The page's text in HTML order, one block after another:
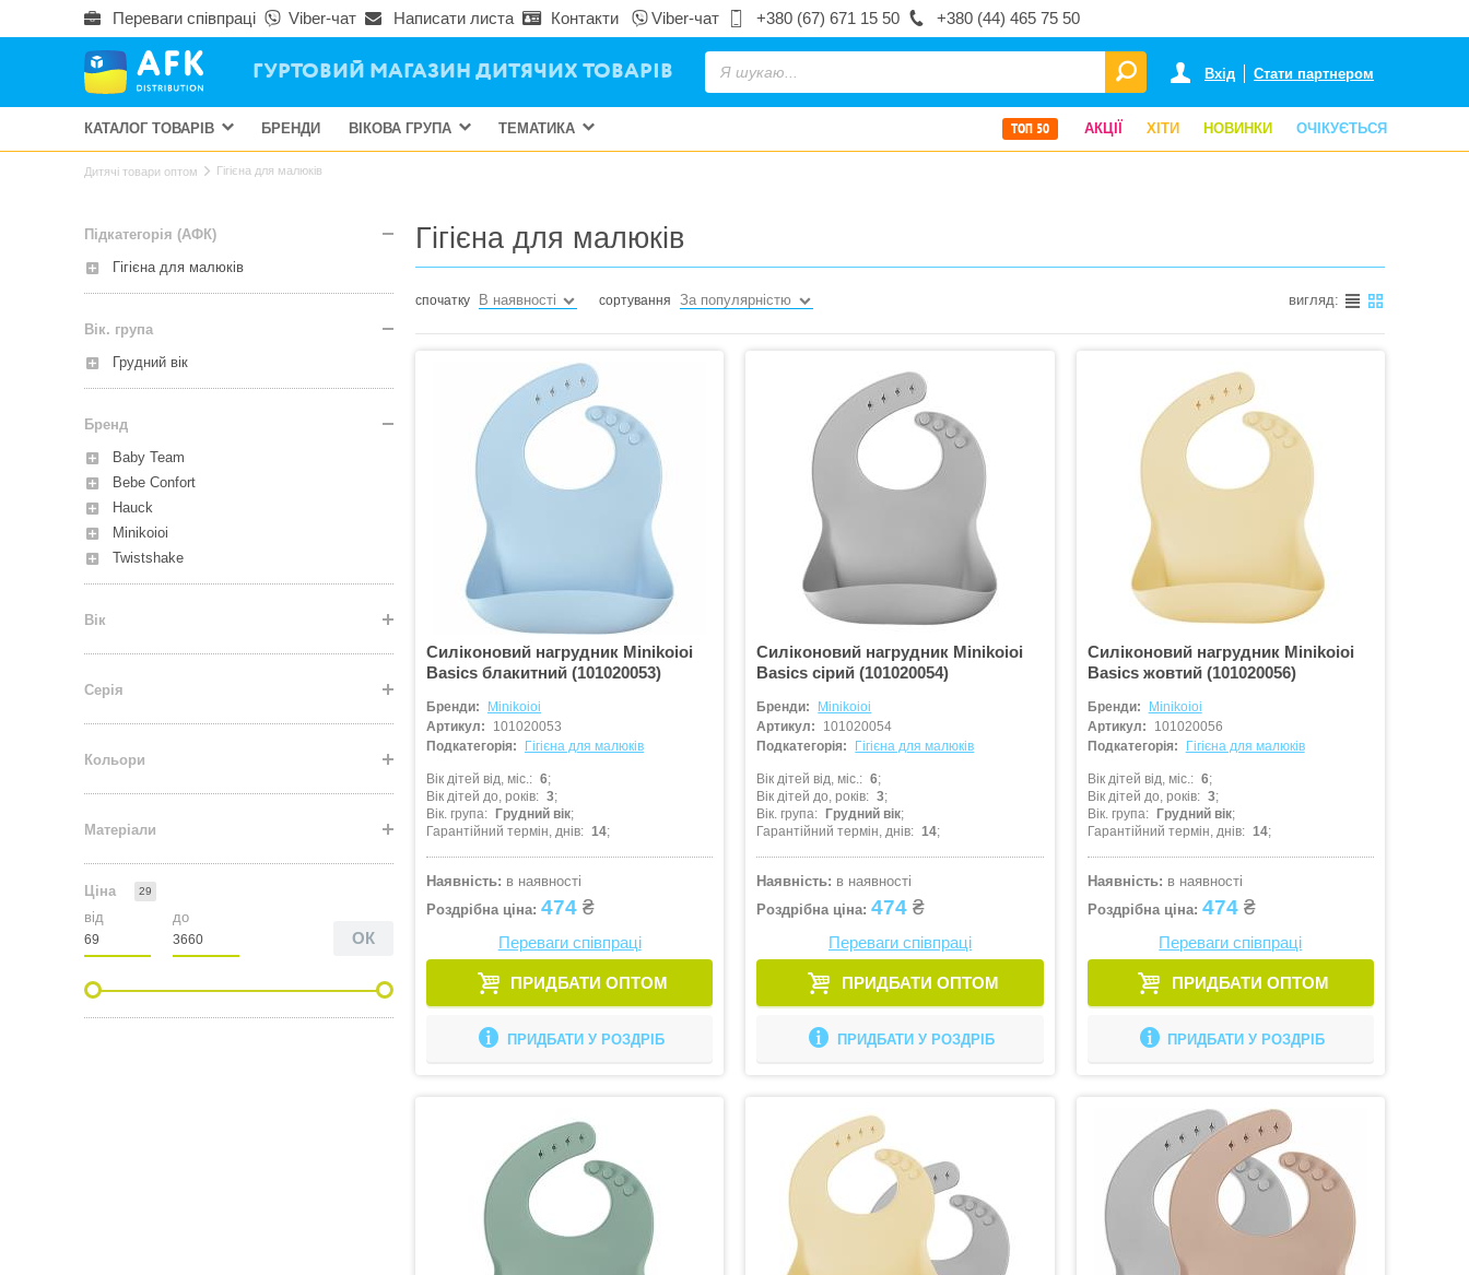
Переваги співпраці Viber-чат Написати листа Контакти Viber-чат +380 (67) 671 15 50 +380 (44) 465 75 50
ГУРТОВИЙ МАГАЗИН ДИТЯЧИХ ТОВАРІВ Вхід Стати партнером
КАТАЛОГ ТОВАРІВ БРЕНДИ ВІКОВА ГРУПА ТЕМАТИКА ТОП 50 АКЦІЇ ХІТИ НОВИНКИ ОЧІКУЄТЬСЯ
Дитячі товари оптом Гігієна для малюків
Гігієна для малюків
Підкатегорія (АФК)
Гігієна для малюків
Вік. група
Грудний вік
Бренд
Baby Team
Bebe Confort
Hauck
Minikoioi
Twistshake
Вік
Серія
Кольори
Матеріали
Ціна
від
до
29
ОК
вигляд:
спочатку В наявності сортування За популярністю
Силіконовий нагрудник Minikoioi
Basics блакитний (101020053)
Бренди:
Minikoioi
Артикул:
101020053
Подкатегорія:
Гігієна для малюків
Вік дітей від, міс.
6
Вік дітей до, років
3
Вік. група
Грудний вік
Гарантійний термін, днів
14
Наявність: в наявності
Роздрібна ціна: 474 ₴
Переваги співпраці
ПРИДБАТИ ОПТОМ
ПРИДБАТИ У РОЗДРІБ
Силіконовий нагрудник Minikoioi
Basics сірий (101020054)
Бренди:
Minikoioi
Артикул:
101020054
Подкатегорія:
Гігієна для малюків
Вік дітей від, міс.
6
Вік дітей до, років
3
Вік. група
Грудний вік
Гарантійний термін, днів
14
Наявність: в наявності
Роздрібна ціна: 474 ₴
Переваги співпраці
ПРИДБАТИ ОПТОМ
ПРИДБАТИ У РОЗДРІБ
Силіконовий нагрудник Minikoioi
Basics жовтий (101020056)
Бренди:
Minikoioi
Артикул:
101020056
Подкатегорія:
Гігієна для малюків
Вік дітей від, міс.
6
Вік дітей до, років
3
Вік. група
Грудний вік
Гарантійний термін, днів
14
Наявність: в наявності
Роздрібна ціна: 474₴
Переваги співпраці
ПРИДБАТИ ОПТОМ
ПРИДБАТИ У РОЗДРІБ